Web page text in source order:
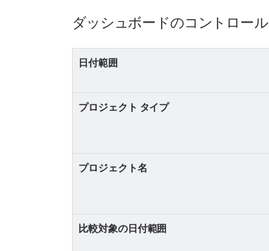
ダッシュボードのコントロール
日付範囲
プロジェクト タイプ
プロジェクト名
比較対象の日付範囲